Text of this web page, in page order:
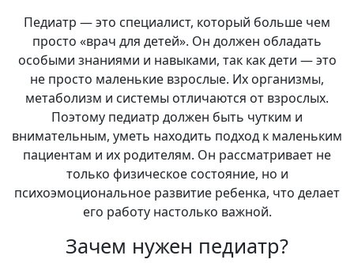
Педиатр — это специалист, который больше чем
просто «врач для детей». Он должен обладать
особыми знаниями и навыками, так как дети — это
не просто маленькие взрослые. Их организмы,
метаболизм и системы отличаются от взрослых.
Поэтому педиатр должен быть чутким и
внимательным, уметь находить подход к маленьким
пациентам и их родителям. Он рассматривает не
только физическое состояние, но и
психоэмоциональное развитие ребенка, что делает
его работу настолько важной.
Зачем нужен педиатр?